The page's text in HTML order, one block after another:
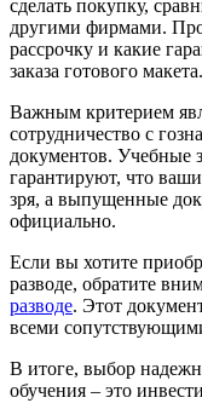
сделать покупку,
другими фирмами.
рассрочку и какие
заказа готового макета.
Важным критерием
сотрудничество с
документов. Учебные
гарантируют, что
зря, а выпущенные
официально.
Если вы хотите
разводе, обратите
разводе. Этот
всеми
В итоге, выбор
обучения – это